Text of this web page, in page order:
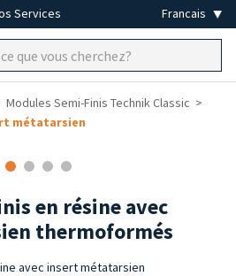
Services
Modules Semi-Finis Technik Classic
métatarsien
en résine avec
thermoformés
avec insert métatarsien